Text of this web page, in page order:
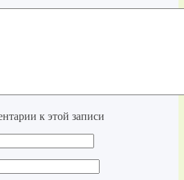
к этой записи